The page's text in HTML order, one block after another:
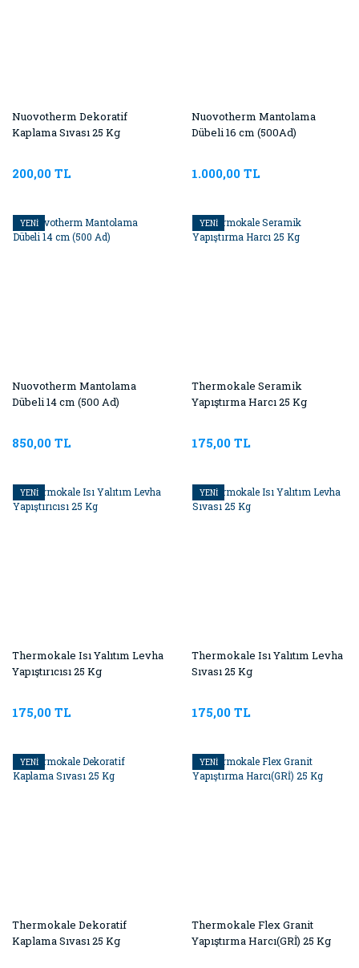
Nuovotherm Dekoratif
Kaplama Sıvası 25 Kg
200,00 TL
Nuovotherm Mantolama
Dübeli 16 cm (500Ad)
1.000,00 TL
YENİ
Nuovotherm Mantolama
Dübeli 14 cm (500 Ad)
850,00 TL
YENİ
Thermokale Seramik
Yapıştırma Harcı 25 Kg
175,00 TL
YENİ
Thermokale Isı Yalıtım Levha
Yapıştırıcısı 25 Kg
175,00 TL
YENİ
Thermokale Isı Yalıtım Levha
Sıvası 25 Kg
175,00 TL
YENİ
Thermokale Dekoratif
Kaplama Sıvası 25 Kg
YENİ
Thermokale Flex Granit
Yapıştırma Harcı(GRİ) 25 Kg